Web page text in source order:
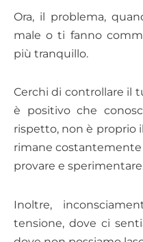
Ora, il problema,
male o ti fanno
più tranquillo.
Cerchi di controllare il
è positivo che
rispetto, non è proprio
rimane costantemente
provare e
Inoltre,
tensione, dove ci